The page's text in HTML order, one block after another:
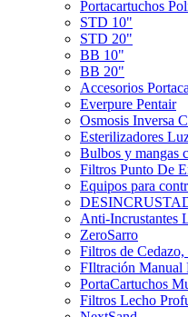
Portacartuchos
STD 10"
STD 20"
BB 10"
BB 20"
Accesorios
Everpure Pentair
Osmosis Inversa
Esterilizadores
Bulbos y mangas
Filtros Punto De
Equipos para
Anti-Incrustantes
ZeroSarro
Filtros de
FIltración Manual
PortaCartuchos
Filtros Lecho